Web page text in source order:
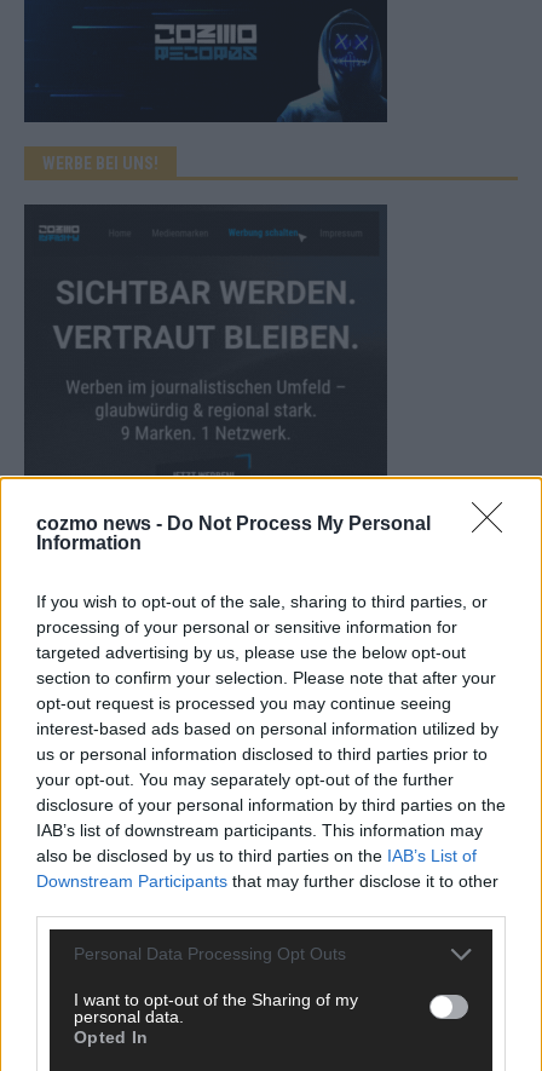
cozmo news - Do Not Process My Personal
Information
If you wish to opt-out of the sale, sharing to third parties, or
processing of your personal or sensitive information for
targeted advertising by us, please use the below opt-out
section to confirm your selection. Please note that after your
opt-out request is processed you may continue seeing
interest-based ads based on personal information utilized by
us or personal information disclosed to third parties prior to
your opt-out. You may separately opt-out of the further
disclosure of your personal information by third parties on the
IAB’s list of downstream participants. This information may
also be disclosed by us to third parties on the IAB’s List of
Downstream Participants that may further disclose it to other
Personal Data Processing Opt Outs
I want to opt-out of the Sharing of my
personal data.
Opted In
WERBE BEI UNS!
CHECK UNS AUF FACEBOOK